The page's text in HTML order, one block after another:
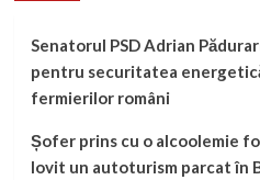
Senatorul PSD Adrian
pentru securitatea
fermierilor români
Șofer prins cu o alcoolemie
lovit un autoturism parcat în